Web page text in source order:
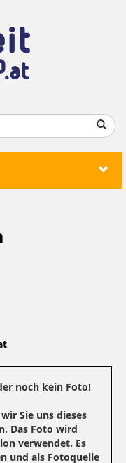
noch kein Foto!
Sie uns dieses
Das Foto wird
verwendet. Es
und als Fotoquelle